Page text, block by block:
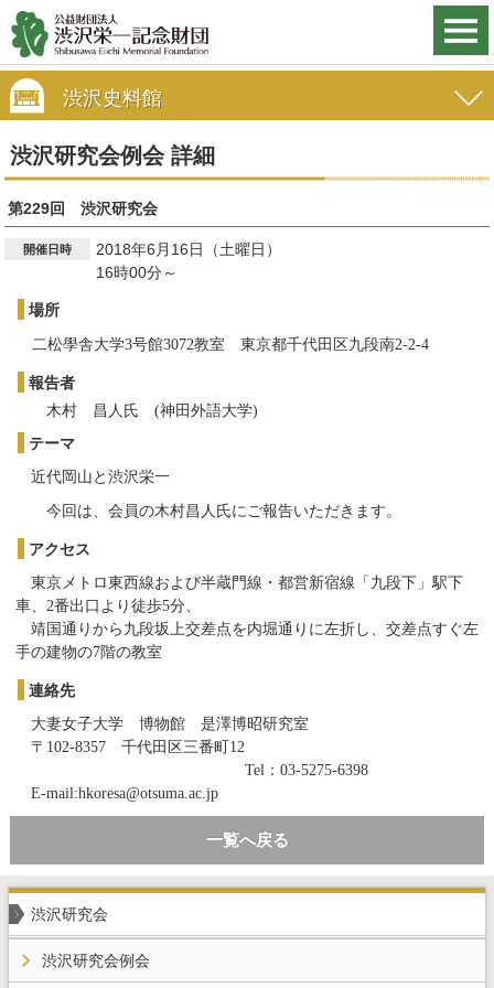
渋沢史料館
渋沢研究会例会 詳細
第229回 渋沢研究会
開催日時
2018年6月16日（土曜日）
16時00分～
場所
二松學舎大学3号館3072教室 東京都千代田区九段南2-2-4
報告者
木村 昌人氏 (神田外語大学)
テーマ
近代岡山と渋沢栄一
今回は、会員の木村昌人氏にご報告いただきます。
アクセス
東京メトロ東西線および半蔵門線・都営新宿線「九段下」駅下
車、2番出口より徒歩5分、
靖国通りから九段坂上交差点を内堀通りに左折し、交差点すぐ左
手の建物の7階の教室
連絡先
大妻女子大学 博物館 是澤博昭研究室
〒102-8357 千代田区三番町12
Tel：03-5275-6398
E-mail:hkoresa@otsuma.ac.jp
一覧へ戻る
渋沢研究会
渋沢研究会例会